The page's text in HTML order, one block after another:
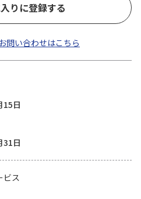
りに登録する
問い合わせはこちら
15日
31日
ビス